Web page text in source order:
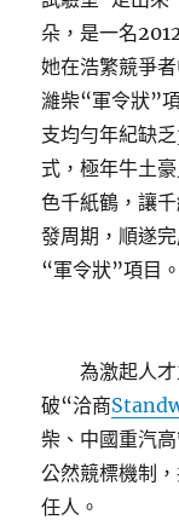
朵，是一名
她在浩繁競爭
濰柴“軍令狀”
支均勻年紀缺
式，極年牛土
色千紙鶴，讓
發周期，順遂
“軍令狀”項目。
為激起人才
破“洽商
柴、中國重汽
公然競標機制
任人。